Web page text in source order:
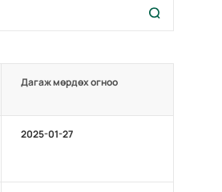
Дагаж мөрдөх огноо
2025-01-27